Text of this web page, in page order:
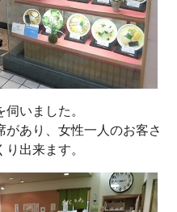
いました。
あり、女性一人のお客さ
出来ます。